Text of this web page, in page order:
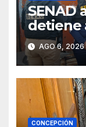
SENAD
detiene
AGO 6, 2026
CONCEPCIÓN